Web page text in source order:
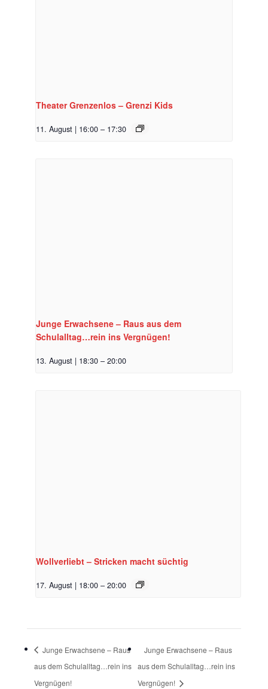
Theater Grenzenlos – Grenzi Kids
11. August | 16:00 – 17:30
Junge Erwachsene – Raus aus dem
Schulalltag…rein ins Vergnügen!
13. August | 18:30 – 20:00
Wollverliebt – Stricken macht süchtig
17. August | 18:00 – 20:00
Junge Erwachsene – Raus
aus dem Schulalltag…rein ins
Vergnügen!
Junge Erwachsene – Raus
aus dem Schulalltag…rein ins
Vergnügen!